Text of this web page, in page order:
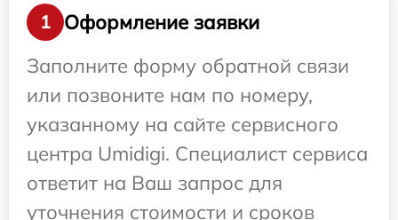
1
Оформление заявки
Заполните форму обратной связи
или позвоните нам по номеру,
указанному на сайте сервисного
центра Umidigi. Специалист сервиса
ответит на Ваш запрос для
уточнения стоимости и сроков